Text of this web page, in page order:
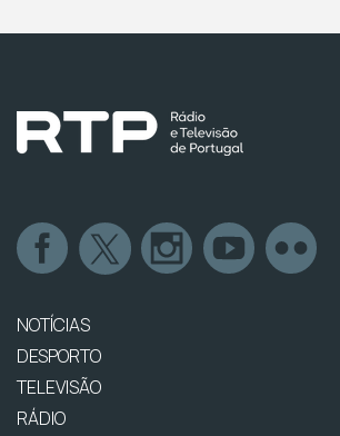
NOTÍCIAS
DESPORTO
TELEVISÃO
RÁDIO